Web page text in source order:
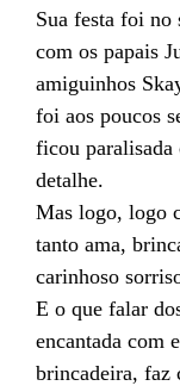
Sua festa foi
com os papais
amiguinhos
foi aos poucos
ficou paralisada
detalhe.
Mas logo, logo
tanto ama,
carinhoso
E o que falar
encantada com
brincadeira, faz